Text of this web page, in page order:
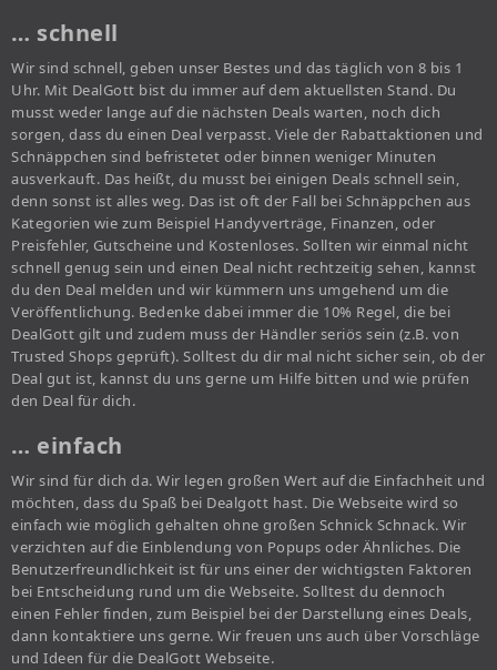
… schnell
Wir sind schnell, geben unser Bestes und das täglich von 8 bis 1
Uhr. Mit DealGott bist du immer auf dem aktuellsten Stand. Du
musst weder lange auf die nächsten Deals warten, noch dich
sorgen, dass du einen Deal verpasst. Viele der Rabattaktionen und
Schnäppchen sind befristetet oder binnen weniger Minuten
ausverkauft. Das heißt, du musst bei einigen Deals schnell sein,
denn sonst ist alles weg. Das ist oft der Fall bei Schnäppchen aus
Kategorien wie zum Beispiel Handyverträge, Finanzen, oder
Preisfehler, Gutscheine und Kostenloses. Sollten wir einmal nicht
schnell genug sein und einen Deal nicht rechtzeitig sehen, kannst
du den Deal melden und wir kümmern uns umgehend um die
Veröffentlichung. Bedenke dabei immer die 10% Regel, die bei
DealGott gilt und zudem muss der Händler seriös sein (z.B. von
Trusted Shops geprüft). Solltest du dir mal nicht sicher sein, ob der
Deal gut ist, kannst du uns gerne um Hilfe bitten und wie prüfen
den Deal für dich.
… einfach
Wir sind für dich da. Wir legen großen Wert auf die Einfachheit und
möchten, dass du Spaß bei Dealgott hast. Die Webseite wird so
einfach wie möglich gehalten ohne großen Schnick Schnack. Wir
verzichten auf die Einblendung von Popups oder Ähnliches. Die
Benutzerfreundlichkeit ist für uns einer der wichtigsten Faktoren
bei Entscheidung rund um die Webseite. Solltest du dennoch
einen Fehler finden, zum Beispiel bei der Darstellung eines Deals,
dann kontaktiere uns gerne. Wir freuen uns auch über Vorschläge
und Ideen für die DealGott Webseite.